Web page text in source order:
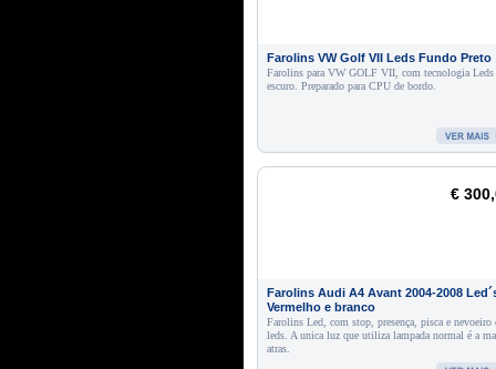
Farolins VW Golf VII Leds Fundo Preto
Farolins para VW GOLF VII, com tecnologia Leds
escuro. Preparado para CPU de bordo.
€
Farolins Audi A4 Avant 2004-2008
Vermelho e branco
Farolins Led, com stop, presença, pisca e nevoeiro
leds. A unica luz que utiliza lampada normal é a
atras.